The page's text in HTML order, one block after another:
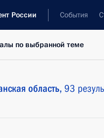
России События
по выбранной теме
область, 93